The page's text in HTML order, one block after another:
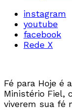
instagram
youtube
facebook
Rede X
Fé para Hoje é
Ministério Fiel,
viverem sua fé